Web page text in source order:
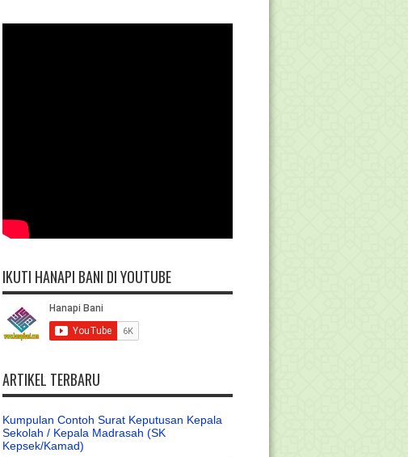
IKUTI HANAPI BANI DI YOUTUBE
ARTIKEL TERBARU
Kumpulan Contoh Surat Keputusan Kepala
Sekolah / Kepala Madrasah (SK
Kepsek/Kamad)